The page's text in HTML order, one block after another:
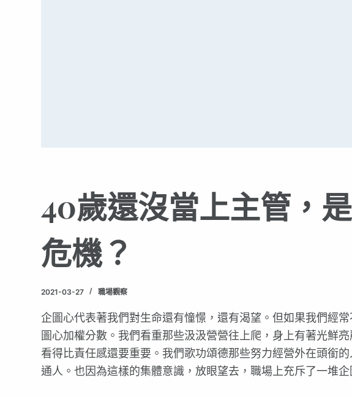
40歲還沒當上主管，
危機？
2021-03-27 職場觀察
企圖心代表著我們對生命還有憧憬，還有渴望。但如果我們經
圖心加權分數。我們看重那些汲汲營營往上爬，身上有著光鮮
看得比責任感還要重要。我們歌功頌德那些努力經營外在頭銜
通人。也因為這樣的集體意識，放眼望去，職場上充斥了一堆